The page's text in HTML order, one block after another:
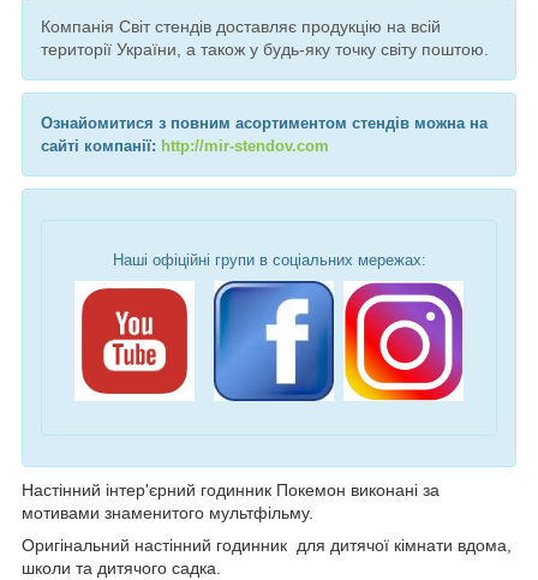
Компанія Світ стендів доставляє продукцію на всій
території України, а також у будь-яку точку світу поштою.
Ознайомитися з повним асортиментом стендів можна на
сайті компанії: http://mir-stendov.com
Наші офіційні групи в соціальних мережах:
Настінний інтер'єрний годинник Покемон виконані за
мотивами знаменитого мультфільму.
Оригінальний настінний годинник для дитячої кімнати вдома,
школи та дитячого садка.